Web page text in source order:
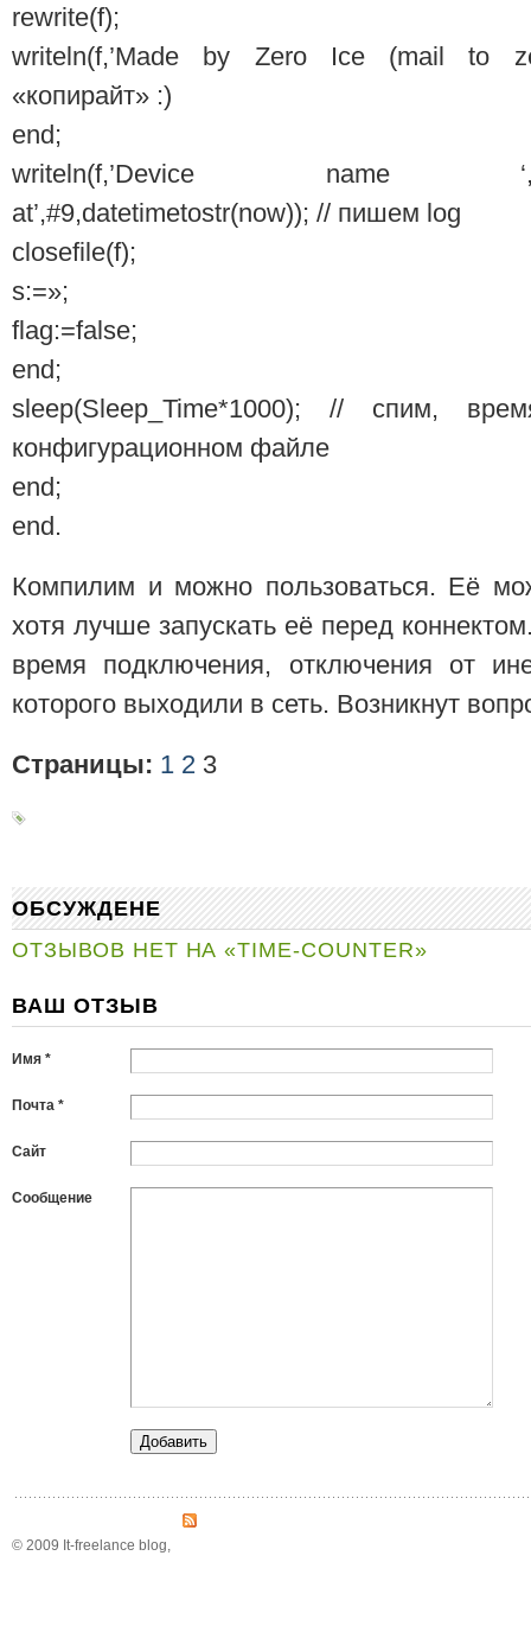
rewrite(f);
writeln(f,’Made by Zero Ice (mail to
«копирайт» :)
end;
writeln(f,’Device name
at’,#9,datetimetostr(now)); // пишем log
closefile(f);
s:=»;
flag:=false;
end;
sleep(Sleep_Time*1000); // спим,
конфигурационном файле
end;
end.
Компилим и можно пользоваться. Её
хотя лучше запускать её перед
время подключения, отключения от
которого выходили в сеть. Возникнут
Страницы: 1 2 3
ОБСУЖДЕНЕ
ОТЗЫВОВ НЕТ НА «TIME-COUNTER»
ВАШ ОТЗЫВ
Имя *
Почта *
Сайт
Сообщение
© 2009 It-freelance blog,